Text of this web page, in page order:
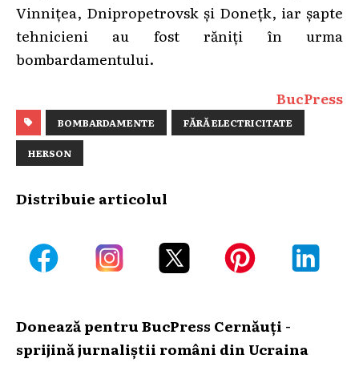
Vinnițea, Dnipropetrovsk și Donețk, iar șapte
tehnicieni au fost răniți în urma
bombardamentului.
BucPress
BOMBARDAMENTE FĂRĂ ELECTRICITATE
HERSON
Distribuie articolul
Donează pentru BucPress Cernăuți -
sprijină jurnaliștii români din Ucraina